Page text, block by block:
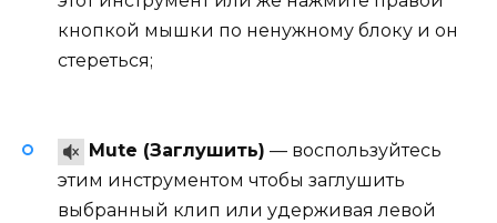
кнопкой мышки по ненужному блоку и он
стереться;
Mute (Заглушить) — воспользуйтесь
этим инструментом чтобы заглушить
выбранный клип или удерживая левой